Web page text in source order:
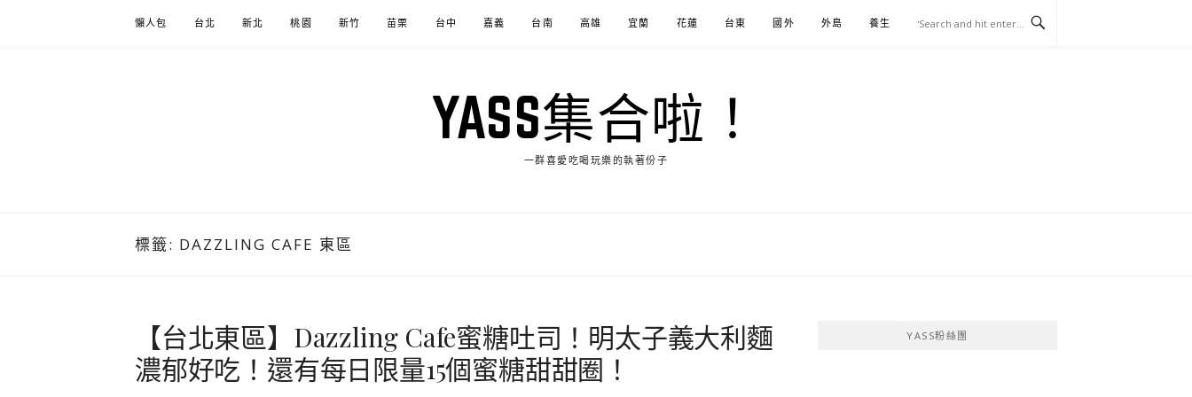
懶人包 台北 新北 桃園 新竹 苗栗 台中 嘉義 台南 高雄 宜蘭 花蓮 台東 國外 外島 養生 伴手禮
YASS集合啦！
一群喜愛吃喝玩樂的執著份子
標籤: DAZZLING CAFE 東區
【台北東區】Dazzling Cafe蜜糖吐司！明太子義大利麵
濃郁好吃！還有每日限量15個蜜糖甜甜圈！
YASS粉絲團